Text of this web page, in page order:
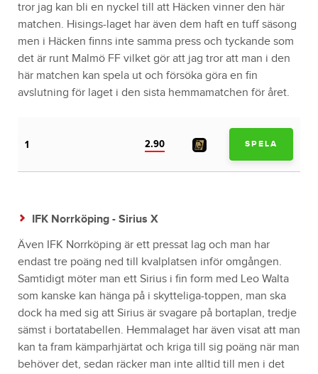
tror jag kan bli en nyckel till att Häcken vinner den här
matchen. Hisings-laget har även dem haft en tuff säsong
men i Häcken finns inte samma press och tyckande som
det är runt Malmö FF vilket gör att jag tror att man i den
här matchen kan spela ut och försöka göra en fin
avslutning för laget i den sista hemmamatchen för året.
1 2.90 SPELA
IFK Norrköping - Sirius X
Även IFK Norrköping är ett pressat lag och man har
endast tre poäng ned till kvalplatsen inför omgången.
Samtidigt möter man ett Sirius i fin form med Leo Walta
som kanske kan hänga på i skytteliga-toppen, man ska
dock ha med sig att Sirius är svagare på bortaplan, tredje
sämst i bortatabellen. Hemmalaget har även visat att man
kan ta fram kämparhjärtat och kriga till sig poäng när man
behöver det, sedan räcker man inte alltid till men i det